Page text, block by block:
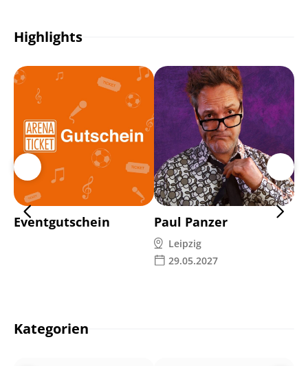
Highlights
Eventgutschein Paul Panzer
Leipzig
29.05.2027
Kategorien